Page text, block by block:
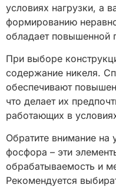
условиях нагрузки, а
формированию
обладает повышенной
При выборе
содержание никеля.
обеспечивают
что делает их
работающих в
Обратите внимание
фосфора – эти
обрабатываемость и
Рекомендуется